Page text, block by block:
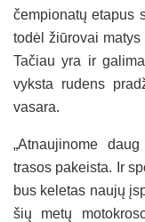
čempionatų etapus
todėl žiūrovai
Tačiau yra ir
vyksta rudens
vasara.
„Atnaujinome
trasos pakeista. Ir
bus keletas naujų
šių metų